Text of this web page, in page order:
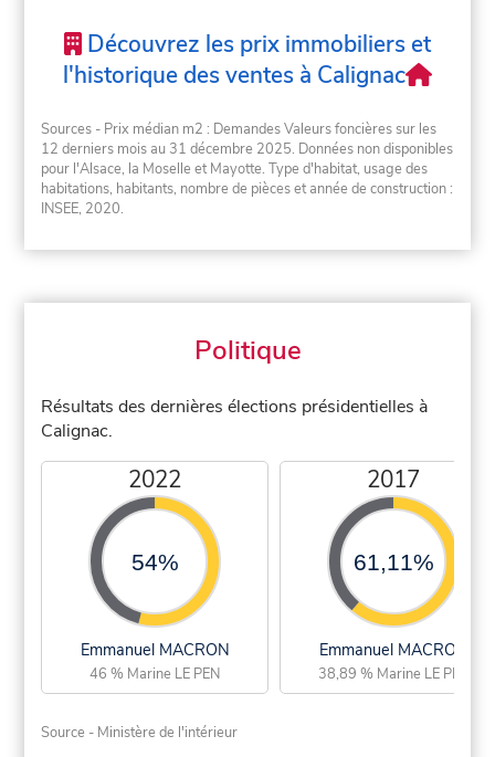
Découvrez les prix immobiliers et
l'historique des ventes à Calignac
Sources - Prix médian m2 : Demandes Valeurs foncières sur les
12 derniers mois au 31 décembre 2025. Données non disponibles
pour l'Alsace, la Moselle et Mayotte. Type d'habitat, usage des
habitations, habitants, nombre de pièces et année de construction :
INSEE, 2020.
Politique
Résultats des dernières élections présidentielles à
Calignac.
2022
54%
Emmanuel MACRON
46 % Marine LE PEN
2017
61,11%
Emmanuel MACRON
38,89 % Marine LE PEN
Source - Ministère de l'intérieur